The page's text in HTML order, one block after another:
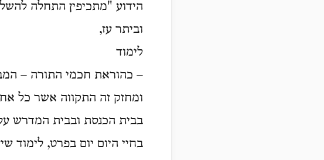
הידוע "מתכיפין התחלה
וביתר עז,
לימוד
– כהוראת חכמי התורה –
ומחזק זה התקווה אשר כל
בבית הכנסת ובבית המדרש
בחיי היום יום בפרט, לימוד